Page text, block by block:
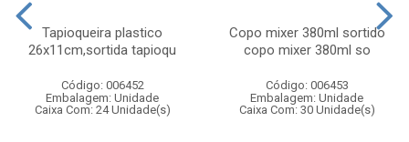
Tapioqueira plastico
26x11cm,sortida tapioqu
Código: 006452
Embalagem: Unidade
Caixa Com: 24 Unidade(s)
Copo mixer 380ml sortido
copo mixer 380ml so
Código: 006453
Embalagem: Unidade
Caixa Com: 30 Unidade(s)